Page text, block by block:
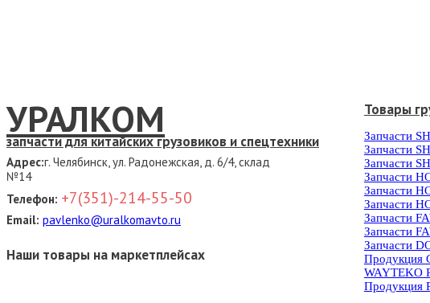
УРАЛКОМ
запчасти для китайских грузовиков и спецтехники
Адрес:г. Челябинск, ул. Радонежская, д. 6/4, склад
№14
Телефон: +7(351)-214-55-50
Email: pavlenko@uralkomavto.ru
Наши товары на маркетплейсах
Товары
Запчасти
Запчасти
Запчасти
Запчасти
Запчасти
Запчасти
Запчасти
Запчасти
Запчасти
Продукция
WAYTEKO
Продукция